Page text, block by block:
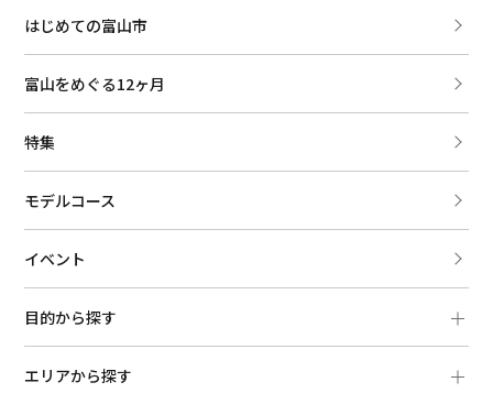
はじめての富山市
富山をめぐる12ヶ月
特集
モデルコース
イベント
目的から探す
エリアから探す